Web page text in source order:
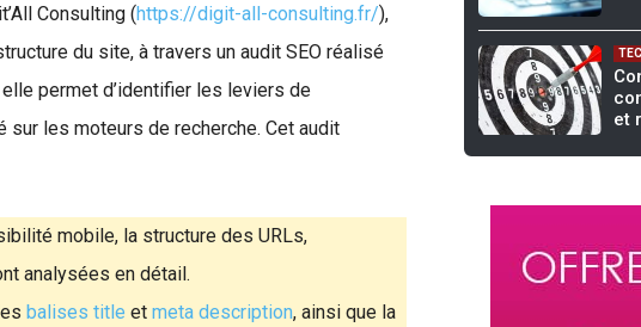
Consulting (https://digit-all-consulting.fr/),
du site, à travers un audit SEO réalisé
permet d’identifier les leviers de
les moteurs de recherche. Cet audit
mobile, la structure des URLs,
analysées en détail.
balises title et meta description, ainsi que la
et